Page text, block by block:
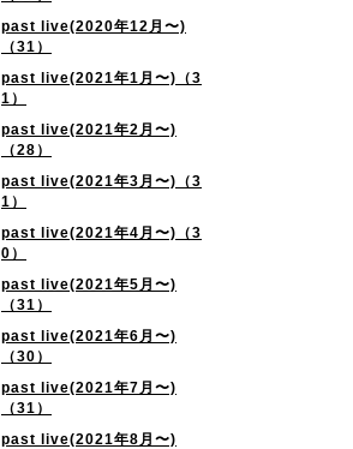
past live(2020年12月〜)
（31）
past live(2021年1月〜)（3
1）
past live(2021年2月〜)
（28）
past live(2021年3月〜)（3
1）
past live(2021年4月〜)（3
0）
past live(2021年5月〜)
（31）
past live(2021年6月〜)
（30）
past live(2021年7月〜)
（31）
past live(2021年8月〜)